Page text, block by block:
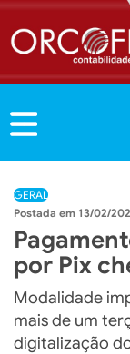
GERAL
13/02/
por Pix
Modalidade
mais de um
digitalização